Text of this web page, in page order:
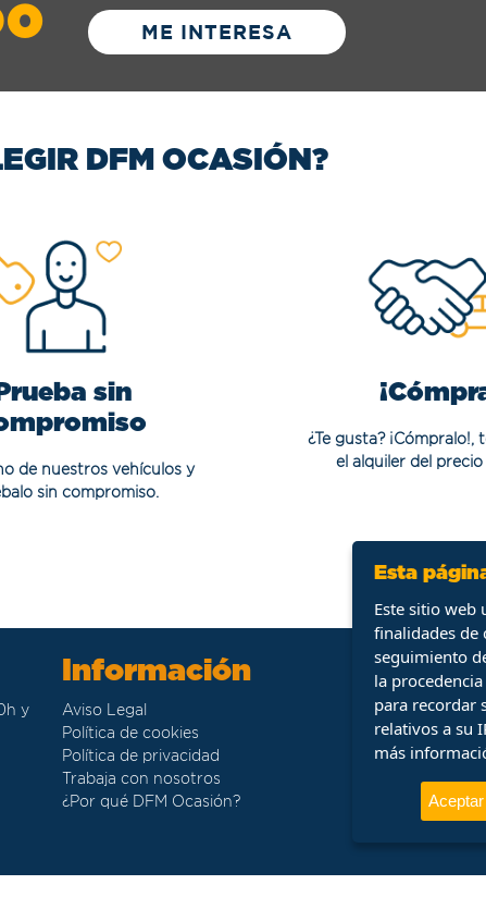
ME INTERESA
DFM OCASIÓN?
Prueba sin
de nuestros vehículos y
sin compromiso.
¿Te gusta?
el alquiler del
y
Información
Aviso Legal
Política de cookies
Política de privacidad
Trabaja con nosotros
¿Por qué DFM Ocasión?
Telf.674 716 776
Esta
Este sitio web
finalidades de
seguimiento
la
para recordar
relativos a su
más